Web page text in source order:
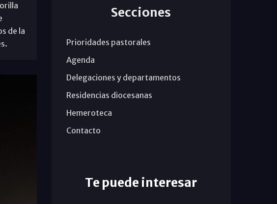
de la
Secciones
Prioridades pastorales
Agenda
Delegaciones y departamentos
Residencias diocesanas
Hemeroteca
Contacto
Te puede interesar